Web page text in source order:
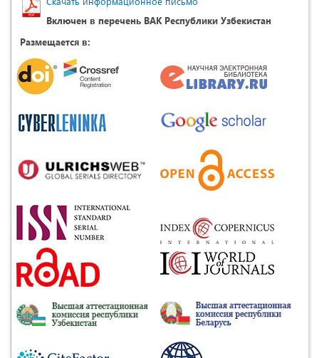
Включен в перечень ВАК Республики Узбекистан
Размещается в: